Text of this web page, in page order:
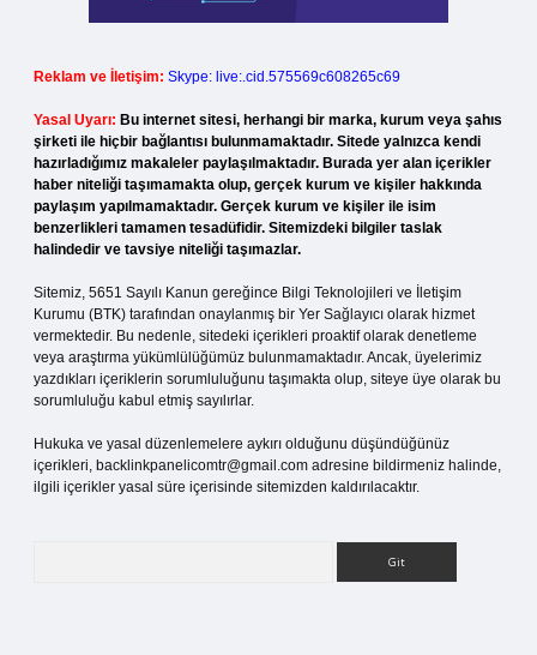
Reklam ve İletişim: Skype: live:.cid.575569c608265c69
Yasal Uyarı: Bu internet sitesi, herhangi bir marka, kurum veya şahıs
şirketi ile hiçbir bağlantısı bulunmamaktadır. Sitede yalnızca kendi
hazırladığımız makaleler paylaşılmaktadır. Burada yer alan içerikler
haber niteliği taşımamakta olup, gerçek kurum ve kişiler hakkında
paylaşım yapılmamaktadır. Gerçek kurum ve kişiler ile isim
benzerlikleri tamamen tesadüfidir. Sitemizdeki bilgiler taslak
halindedir ve tavsiye niteliği taşımazlar.
Sitemiz, 5651 Sayılı Kanun gereğince Bilgi Teknolojileri ve İletişim
Kurumu (BTK) tarafından onaylanmış bir Yer Sağlayıcı olarak hizmet
vermektedir. Bu nedenle, sitedeki içerikleri proaktif olarak denetleme
veya araştırma yükümlülüğümüz bulunmamaktadır. Ancak, üyelerimiz
yazdıkları içeriklerin sorumluluğunu taşımakta olup, siteye üye olarak bu
sorumluluğu kabul etmiş sayılırlar.
Hukuka ve yasal düzenlemelere aykırı olduğunu düşündüğünüz
içerikleri, backlinkpanelicomtr@gmail.com adresine bildirmeniz halinde,
ilgili içerikler yasal süre içerisinde sitemizden kaldırılacaktır.